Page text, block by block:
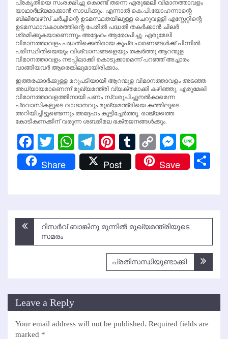
പ്രകൃതിയെ സംരക്ഷിച്ചു കൊണ്ട് തന്നെ എരുമേലി വിമാനത്താവളം
യാഥാര്‍ഥ്യമാക്കാന്‍ സാധിക്കും. എന്നാല്‍ കെ.പി.യോഹന്നാന്റെ
ബിലീവേഴ്‌സ് ചര്‍ച്ചിന്റെ ഉടമസ്ഥതയിലുള്ള ചെറുവള്ളി എസ്റ്റേറ്റിന്റെ
ഉടമസ്ഥാവകാശത്തിന്റെ പേരില്‍ പദ്ധതി തകര്‍ക്കാന്‍ ചിലര്‍
ശ്രമിക്കുകയാണെന്നും അദ്ദേഹം ആരോപിച്ചു. എരുമേലി
വിമാനത്താവളം പദ്ധതിക്കെതിരായ കുപ്രചാരണങ്ങള്‍ക്ക് പിന്നില്‍
പരിസ്ഥിതിയെയും വിശ്വാസങ്ങളെയും തകര്‍ത്തു ആറന്മുള
വിമാനത്താവളം നടപ്പിലാക്കി കൊടുക്കാമെന്ന് പറഞ്ഞ് അച്ചാരം
വാങ്ങിയവര്‍ ആരെങ്കിലുമായിരിക്കാം.
ഇത്തരക്കാര്‍ക്കുള്ള മറുപടിയായി ആറന്മുള വിമാനത്താവളം അടഞ്ഞ
അധ്യായമാണെന്ന് മുഖ്യമന്ത്രി വ്യക്തമാക്കി കഴിഞ്ഞു. എരുമേലി
വിമാനത്താവളത്തിനായി പണം സ്വരൂപിച്ചുനല്‍കാമെന്ന
പ്രവാസികളുടെ വാഗ്ദാനവും മുഖ്യമന്ത്രിയെ കത്തിലൂടെ
അറിയിച്ചിട്ടുണ്ടെന്നും അദ്ദേഹം കൂട്ടിച്ചേര്‍ത്തു. രാജ്യത്തെ
കോടികണക്കിന് വരുന്ന ശബരിമല ഭക്തജനങ്ങള്‍ക്കും.
Facebook
TwitterWhatsApp
Telegram
Pinterest
Tumblr
Copy
Link
Share Post Save
Post
navigation
റിസര്‍വ് ബാങ്കിനു മുന്നില്‍ മുഖ്യമന്ത്രിയുടെ
സമരം
പ്രതിസന്ധിയുണ്ടാക്കി
Leave a Reply
Your email address will not be published. Required fields are
marked *